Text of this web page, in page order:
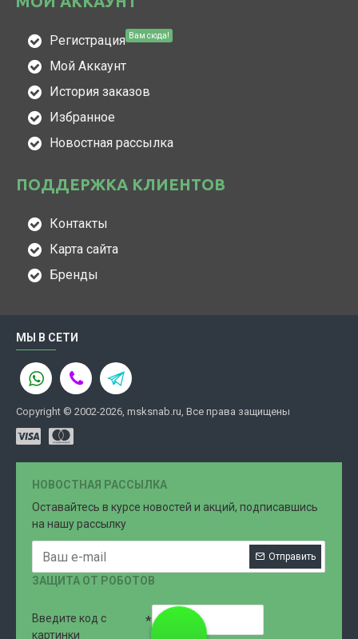
Регистрация Вам сюда!
Мой Аккаунт
История заказов
Избранное
Новостная рассылка
ПОДДЕРЖКА КЛИЕНТОВ
Контакты
Карта сайта
Бренды
МЫ В СЕТИ
Copyright © 2002-2026, msksnab.ru, Все права защищены
НОВОСТНАЯ РАССЫЛКА
Оставайтесь в курсе новостей и акций, подписавшись
на нашу рассылку
Отправить
ЗАЩИТА ОТ РОБОТОВ
Введите код с
картинки